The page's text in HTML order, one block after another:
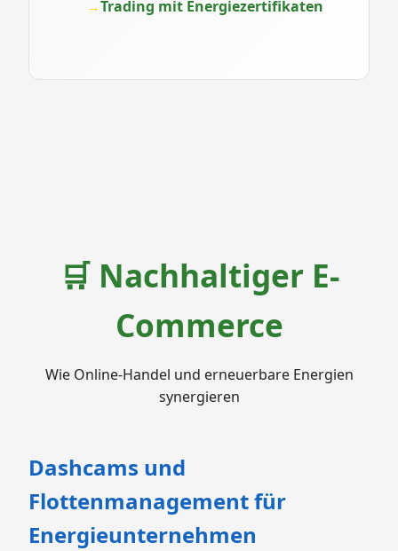
Trading mit Energiezertifikaten
🛒 Nachhaltiger E-
Commerce
Wie Online-Handel und erneuerbare Energien
synergieren
Dashcams und
Flottenmanagement für
Energieunternehmen